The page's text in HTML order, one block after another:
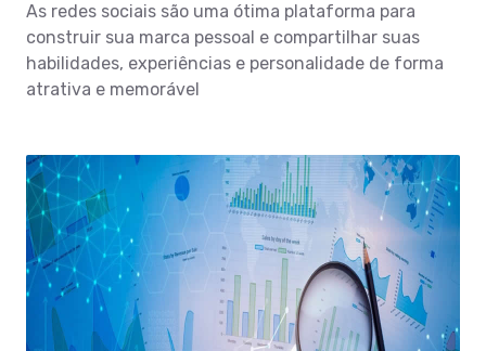
As redes sociais são uma ótima plataforma para
construir sua marca pessoal e compartilhar suas
habilidades, experiências e personalidade de forma
atrativa e memorável